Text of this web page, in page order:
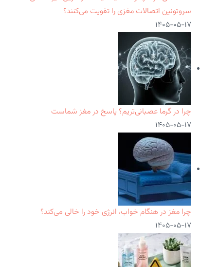
سروتونین اتصالات مغزی را تقویت می‌کنند؟
۱۴۰۵-۰۵-۱۷
چرا در گرما عصبانی‌تریم؟ پاسخ در مغز شماست
۱۴۰۵-۰۵-۱۷
چرا مغز در هنگام خواب، انرژی خود را خالی می‌کند؟
۱۴۰۵-۰۵-۱۷